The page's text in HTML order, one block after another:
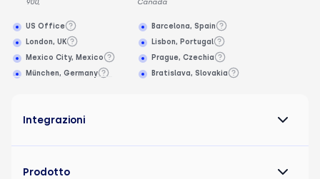
900,
Canada
US Office
London, UK
Mexico City, Mexico
München, Germany
Barcelona, Spain
Lisbon, Portugal
Prague, Czechia
Bratislava, Slovakia
Integrazioni
Prodotto